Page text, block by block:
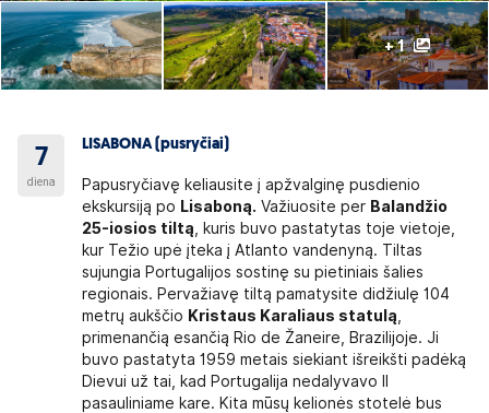
+ 1
7
diena
LISABONA (pusryčiai)
Papusryčiavę keliausite į apžvalginę pusdienio
ekskursiją po Lisaboną. Važiuosite per Balandžio
25-iosios tiltą , kuris buvo pastatytas toje vietoje,
kur Težio upė įteka į Atlanto vandenyną. Tiltas
sujungia Portugalijos sostinę su pietiniais šalies
regionais. Pervažiavę tiltą pamatysite didžiulę 104
metrų aukščio Kristaus Karaliaus statulą
primenančią esančią Rio de Žaneire, Brazilijoje. Ji
buvo pastatyta 1959 metais siekiant išreikšti padėką
Dievui už tai, kad Portugalija nedalyvavo II
pasauliniame kare. Kita mūsų kelionės stotelė bus